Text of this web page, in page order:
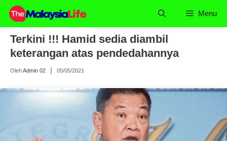
Skip
content
Menu
Terkini !!! Hamid sedia diambil
keterangan atas pendedahannya
OlehAdmin 02 05/05/2021